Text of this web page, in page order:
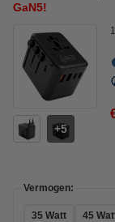
GaN5!
5
Vermogen:
35 Watt 45